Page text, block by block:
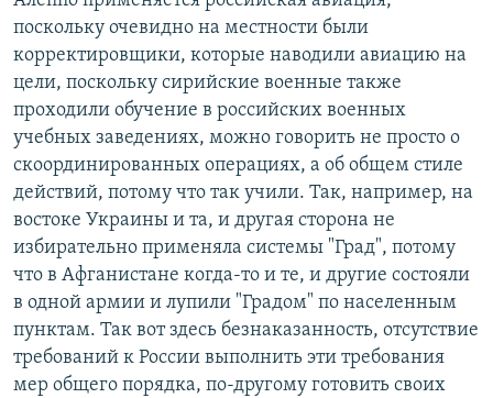
поскольку очевидно на местности были
корректировщики, которые наводили авиацию на
цели, поскольку сирийские военные также
проходили обучение в российских военных
учебных заведениях, можно говорить не просто о
скоординированных операциях, а об общем стиле
действий, потому что так учили. Так, например, на
востоке Украины и та, и другая сторона не
избирательно применяла системы "Град", потому
что в Афганистане когда-то и те, и другие состояли
в одной армии и лупили "Градом" по населенным
пунктам. Так вот здесь безнаказанность, отсутствие
требований к России выполнить эти требования
мер общего порядка, по-другому готовить своих